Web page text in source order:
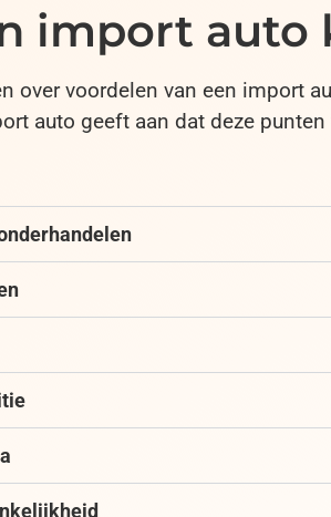
import auto
over voordelen van een import
auto geeft aan dat deze